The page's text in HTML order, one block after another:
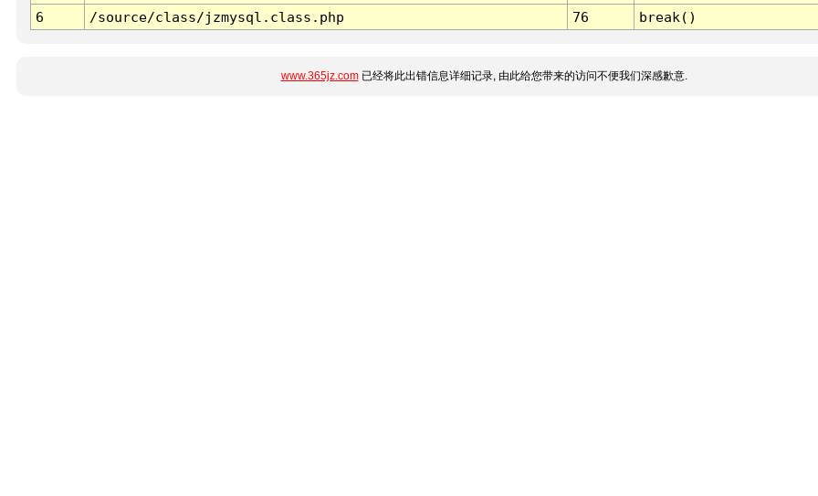
6
/source/class/jzmysql.class.php 76 break()
www.365jz.com已经将此出错信息详细记录, 由此给您带来的访问不便我们深感歉意.